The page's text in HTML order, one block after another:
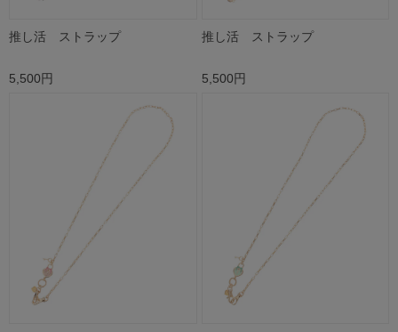
推し活 ストラップ
5,500円
推し活 ストラップ
5,500円